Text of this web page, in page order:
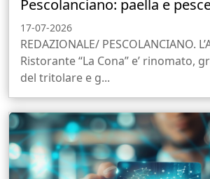
Pescolanciano: paella e
17-07-2026
REDAZIONALE/ PESCOLANCIANO.
Ristorante “La Cona” e’ rinomato,
del tritolare e g...